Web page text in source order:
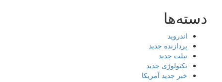
دسته‌ها
اندروید
پردازنده جدید
تبلت جدید
تکنولوژی جدید
خبر جدید آمریکا